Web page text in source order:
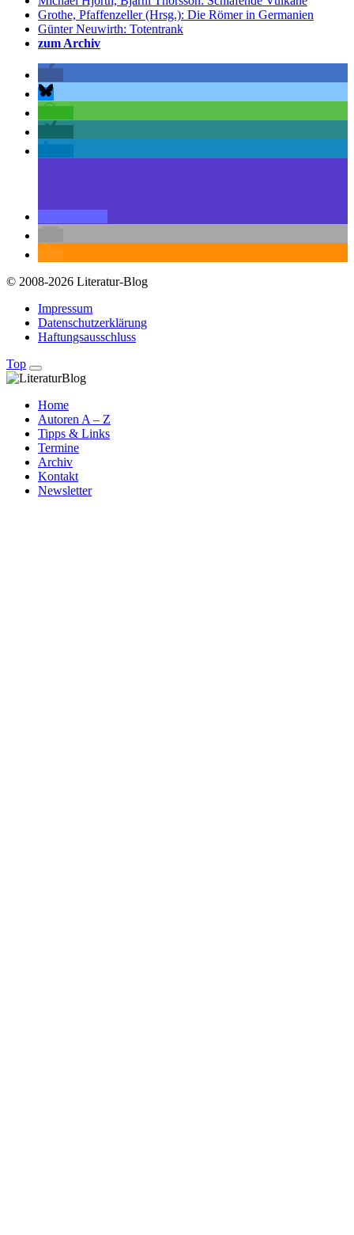
Grothe, Pfaffenzeller (Hrsg.): Die Römer in Germanien
Günter Neuwirth: Totentrank
zum Archiv
© 2008-2026 Literatur-Blog
Impressum
Datenschutzerklärung
Haftungsausschluss
Top
Home
Autoren A – Z
Tipps & Links
Termine
Archiv
Kontakt
Newsletter